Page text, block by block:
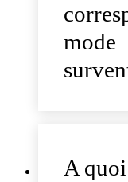
mode
A quoi